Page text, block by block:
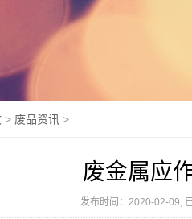
> 废品资讯 >
废金属应
发布时间：2020-02-09,